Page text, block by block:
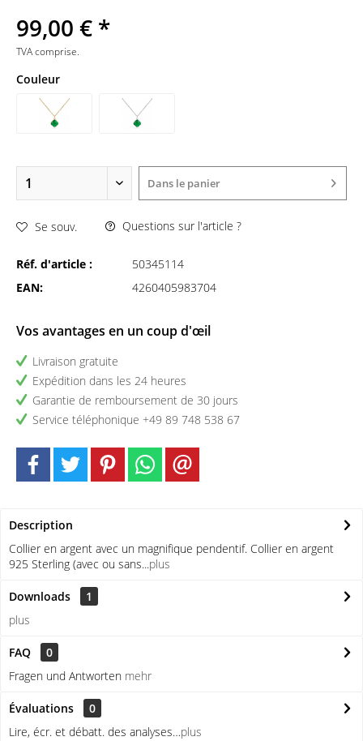
99,00 € *
TVA comprise.
Couleur
Dans le panier
Se souv. Questions sur l'article ?
Réf. d'article :
50345114
EAN:
4260405983704
Vos avantages en un coup d'œil
Livraison gratuite
Expédition dans les 24 heures
Garantie de remboursement de 30 jours
Service téléphonique +49 89 748 538 67
Description
Collier en argent avec un magnifique pendentif. Collier en argent
925 Sterling (avec ou sans...plus
Downloads
1
plus
FAQ
0
Fragen und Antworten mehr
Évaluations
0
Lire, écr. et débatt. des analyses…plus